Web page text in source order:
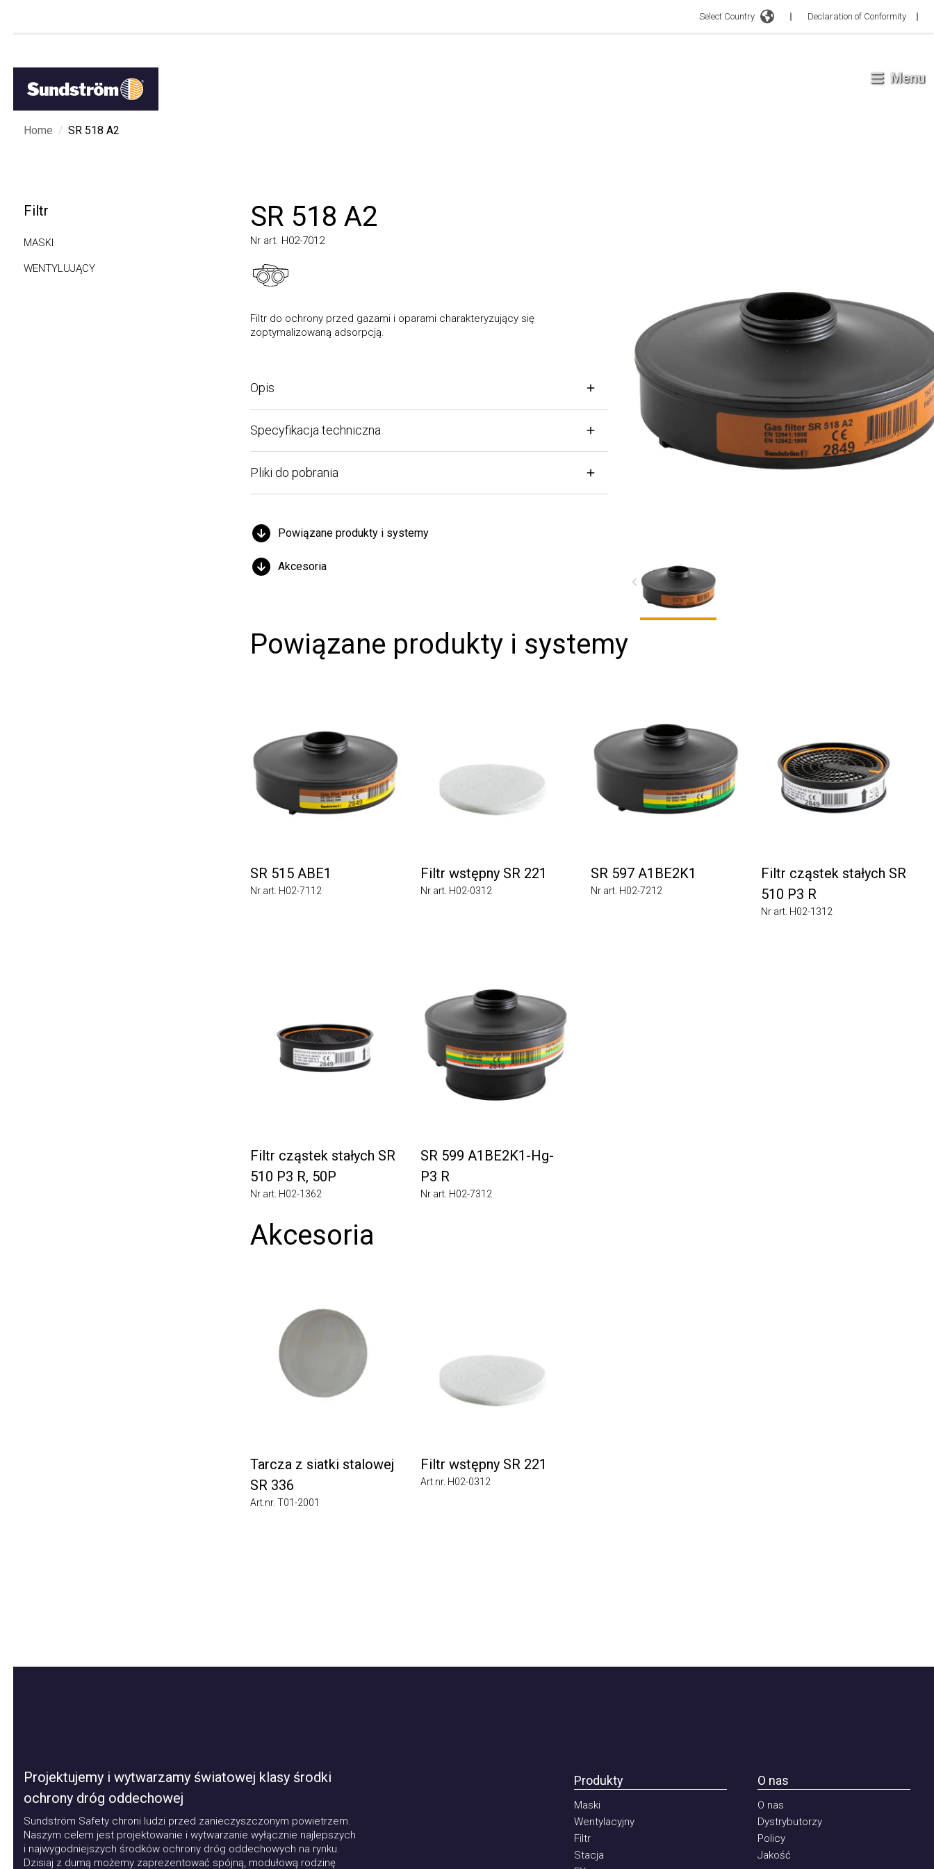
Select Country Declaration of Conformity
Menu
Home / SR 518 A2
Filtr
MASKI
WENTYLUJĄCY
SR 518 A2
Nr art. H02-7012
Filtr do ochrony przed gazami i oparami charakteryzujący się
zoptymalizowaną adsorpcją.
Opis
Specyfikacja techniczna
Pliki do pobrania
Powiązane produkty i systemy
Akcesoria
Powiązane produkty i systemy
SR 515 ABE1
Nr art. H02-7112
Filtr wstępny SR 221
Nr art. H02-0312
SR 597 A1BE2K1
Nr art. H02-7212
Filtr cząstek stałych SR
510 P3 R
Nr art. H02-1312
Filtr cząstek stałych SR
510 P3 R, 50P
Nr art. H02-1362
SR 599 A1BE2K1-Hg-
P3 R
Nr art. H02-7312
Akcesoria
Tarcza z siatki stalowej
SR 336
Art.nr. T01-2001
Filtr wstępny SR 221
Art.nr. H02-0312
Projektujemy i wytwarzamy światowej klasy środki
ochrony dróg oddechowej
Sundström Safety chroni ludzi przed zanieczyszczonym powietrzem.
Naszym celem jest projektowanie i wytwarzanie wyłącznie najlepszych
i najwygodniejszych środków ochrony dróg oddechowych na rynku.
Dzisiaj z dumą możemy zaprezentować spójną, modułową rodzinę
Produkty
Maski
Wentylacyjny
Filtr
Stacja
O nas
O nas
Dystrybutorzy
Policy
Jakość